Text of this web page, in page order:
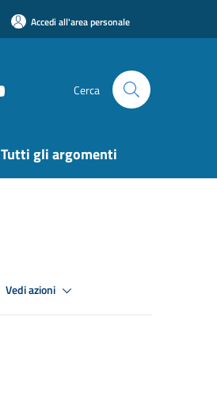
Accedi all'area personale
Cerca
Tutti gli argomenti
Vedi azioni